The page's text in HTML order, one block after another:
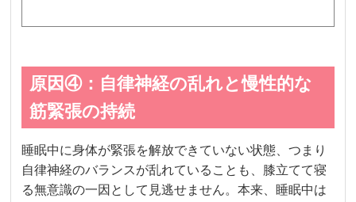
原因④：自律神経の乱れと慢性的な
筋緊張の持続
睡眠中に身体が緊張を解放できていない状態、つまり
自律神経のバランスが乱れていることも、膝立てて寝
る無意識の一因として見逃せません。本来、睡眠中は